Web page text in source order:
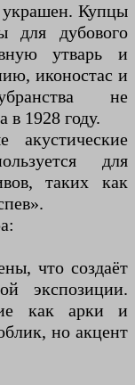
украшен. Купцы
для дубового
утварь и
иконостас и
не
в 1928 году.
для
таких как
что создаёт
экспозиции.
как арки и
но акцент